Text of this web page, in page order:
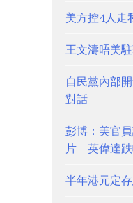
美方控4人走
王文濤晤美
自民黨內部
對話
彭博：美官
片 英偉達
半年港元定